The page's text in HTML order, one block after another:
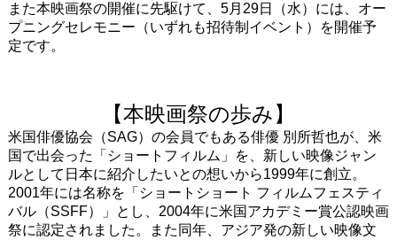
また本映画祭の開催に先駆けて、5月29日（水）には、オー
プニングセレモニー（いずれも招待制イベント）を開催予
定です。
【本映画祭の歩み】
米国俳優協会（SAG）の会員でもある俳優 別所哲也が、米
国で出会った「ショートフィルム」を、新しい映像ジャン
ルとして日本に紹介したいとの想いから1999年に創立。
2001年には名称を「ショートショート フィルムフェスティ
バル（SSFF）」とし、2004年に米国アカデミー賞公認映画
祭に認定されました。また同年、アジア発の新しい映像文